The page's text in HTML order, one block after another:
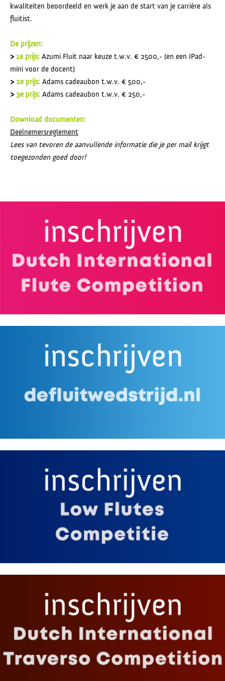
kwaliteiten beoordeeld en werk je aan de start van je carrière als
fluitist.
De prijzen:
> 1e prijs: Azumi Fluit naar keuze t.w.v. € 2500,- (en een IPad-
mini voor de docent)
> 2e prijs: Adams cadeaubon t.w.v. € 500,-
> 3e prijs: Adams cadeaubon t.w.v. € 250,-
Download documenten:
Deelnemersreglement
Lees van tevoren de aanvullende informatie die je per mail krijgt
toegezonden goed door!